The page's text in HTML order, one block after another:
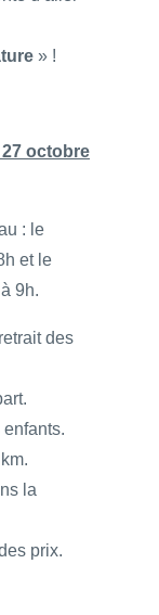
» !
octobre
: le
et le
9h.
des
la
prix.